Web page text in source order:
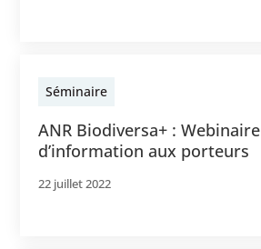
Séminaire
ANR Biodiversa+ : Webinaire
d’information aux porteurs
22 juillet 2022